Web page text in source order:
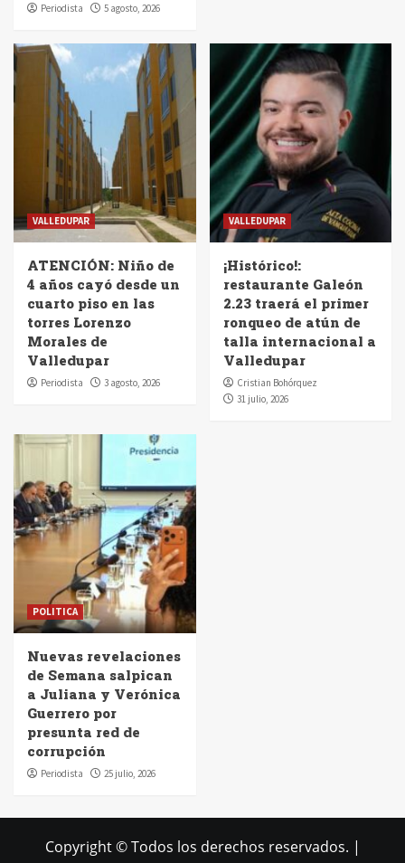
Periodista 5 agosto, 2026
VALLEDUPAR
ATENCIÓN: Niño de
4 años cayó desde un
cuarto piso en las
torres Lorenzo
Morales de
Valledupar
Periodista 3 agosto, 2026
VALLEDUPAR
¡Histórico!:
restaurante Galeón
2.23 traerá el primer
ronqueo de atún de
talla internacional a
Valledupar
Cristian Bohórquez
31 julio, 2026
POLITICA
Nuevas revelaciones
de Semana salpican
a Juliana y Verónica
Guerrero por
presunta red de
corrupción
Periodista 25 julio, 2026
Copyright © Todos los derechos reservados. |